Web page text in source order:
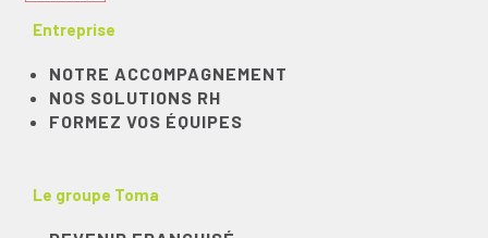
Entreprise
NOTRE ACCOMPAGNEMENT
NOS SOLUTIONS RH
FORMEZ VOS ÉQUIPES
Le groupe Toma